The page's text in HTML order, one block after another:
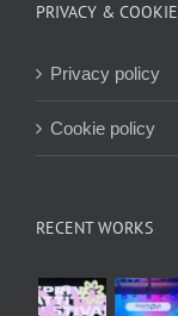
PRIVACY &
Privacy policy
Cookie policy
RECENT WORKS